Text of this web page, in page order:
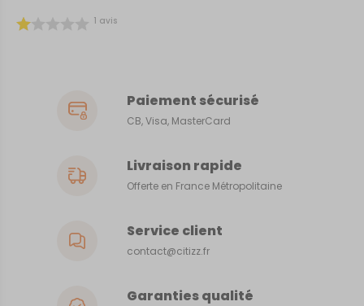
1 avis
Paiement sécurisé
CB, Visa, MasterCard
Livraison rapide
Offerte en France Métropolitaine
Service client
contact@citizz.fr
Garanties qualité